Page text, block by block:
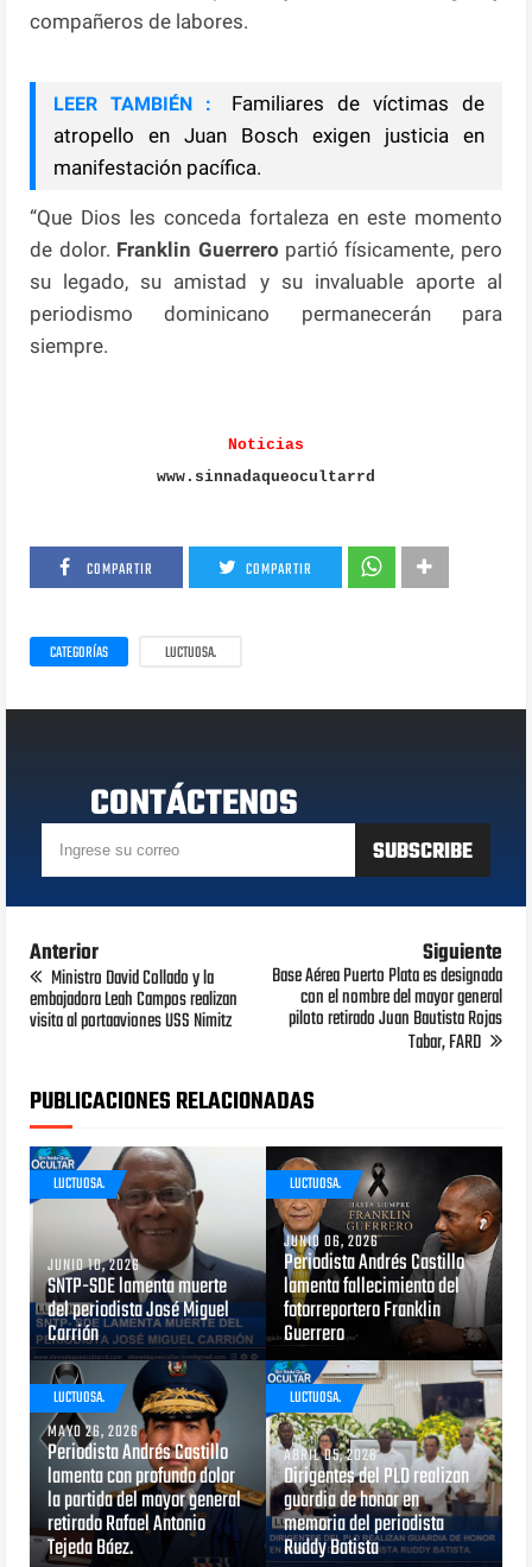
compañeros de labores.
LEER TAMBIÉN :
Familiares de víctimas de
atropello en Juan Bosch exigen justicia en
manifestación pacífica.
“Que Dios les conceda fortaleza en este momento
de dolor. Franklin Guerrero partió físicamente, pero
su legado, su amistad y su invaluable aporte al
periodismo dominicano permanecerán para
siempre.
Noticias
www.sinnadaqueocultarrd
COMPARTIR COMPARTIR
CATEGORÍAS LUCTUOSA.
CONTÁCTENOS
Anterior
Ministro David Collado y la
embajadora Leah Campos realizan
visita al portaaviones USS Nimitz
Siguiente
Base Aérea Puerto Plata es designada
con el nombre del mayor general
piloto retirado Juan Bautista Rojas
Tabar, FARD
PUBLICACIONES RELACIONADAS
LUCTUOSA.
JUNIO 10, 2026
SNTP-SDE lamenta muerte
del periodista José Miguel
Carrión
LUCTUOSA.
JUNIO 06, 2026
Periodista Andrés Castillo
lamenta fallecimiento del
fotorreportero Franklin
Guerrero
LUCTUOSA.
MAYO 26, 2026
Periodista Andrés Castillo
lamenta con profundo dolor
la partida del mayor general
retirado Rafael Antonio
Tejeda Báez.
LUCTUOSA.
ABRIL 05, 2026
Dirigentes del PLD realizan
guardia de honor en
memoria del periodista
Ruddy Batista